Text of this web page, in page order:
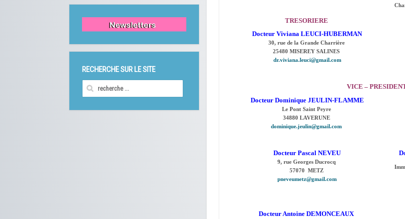
TRESORIERE
Docteur Viviana LEUCI-HUBERMAN
30, rue de la Grande Charrière
25480 MISEREY SALINES
dr.viviana.leuci@gmail.com
VICE –
Docteur Dominique JEULIN-FLAMME
Le Pont Saint Peyre
34880 LAVERUNE
dominique.jeulin@gmail.com
Docteur Pascal NEVEU
9, rue Georges Ducrocq
57070 METZ
pneveumetz@gmail.com
Docteur Antoine DEMONCEAUX
RECHERCHE SUR LE SITE